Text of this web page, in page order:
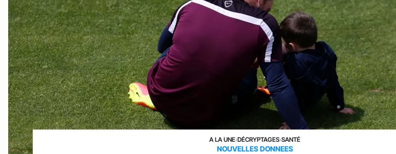
A LA UNE›DÉCRYPTAGES›SANTÉ
NOUVELLES DONNEES